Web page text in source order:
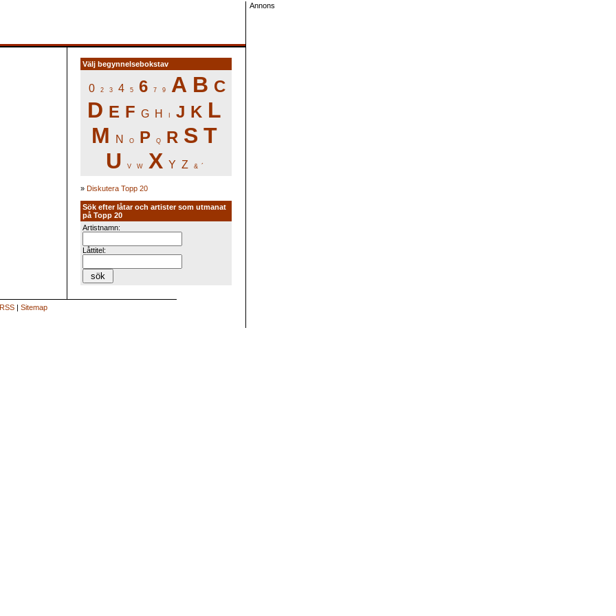
Välj begynnelsebokstav
0 2 3 4 5 6 7 9 A B C
D E F G H J K L
M
N O P Q R S T
U
V W X Y Z & ´
» Diskutera Topp 20
Sök efter låtar och artister som utmanat
på Topp 20
Artistnamn:
Låttitel:
| Sitemap
Annons